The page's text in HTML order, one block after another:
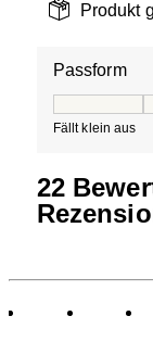
Produkt
Passform
Fällt klein aus
22